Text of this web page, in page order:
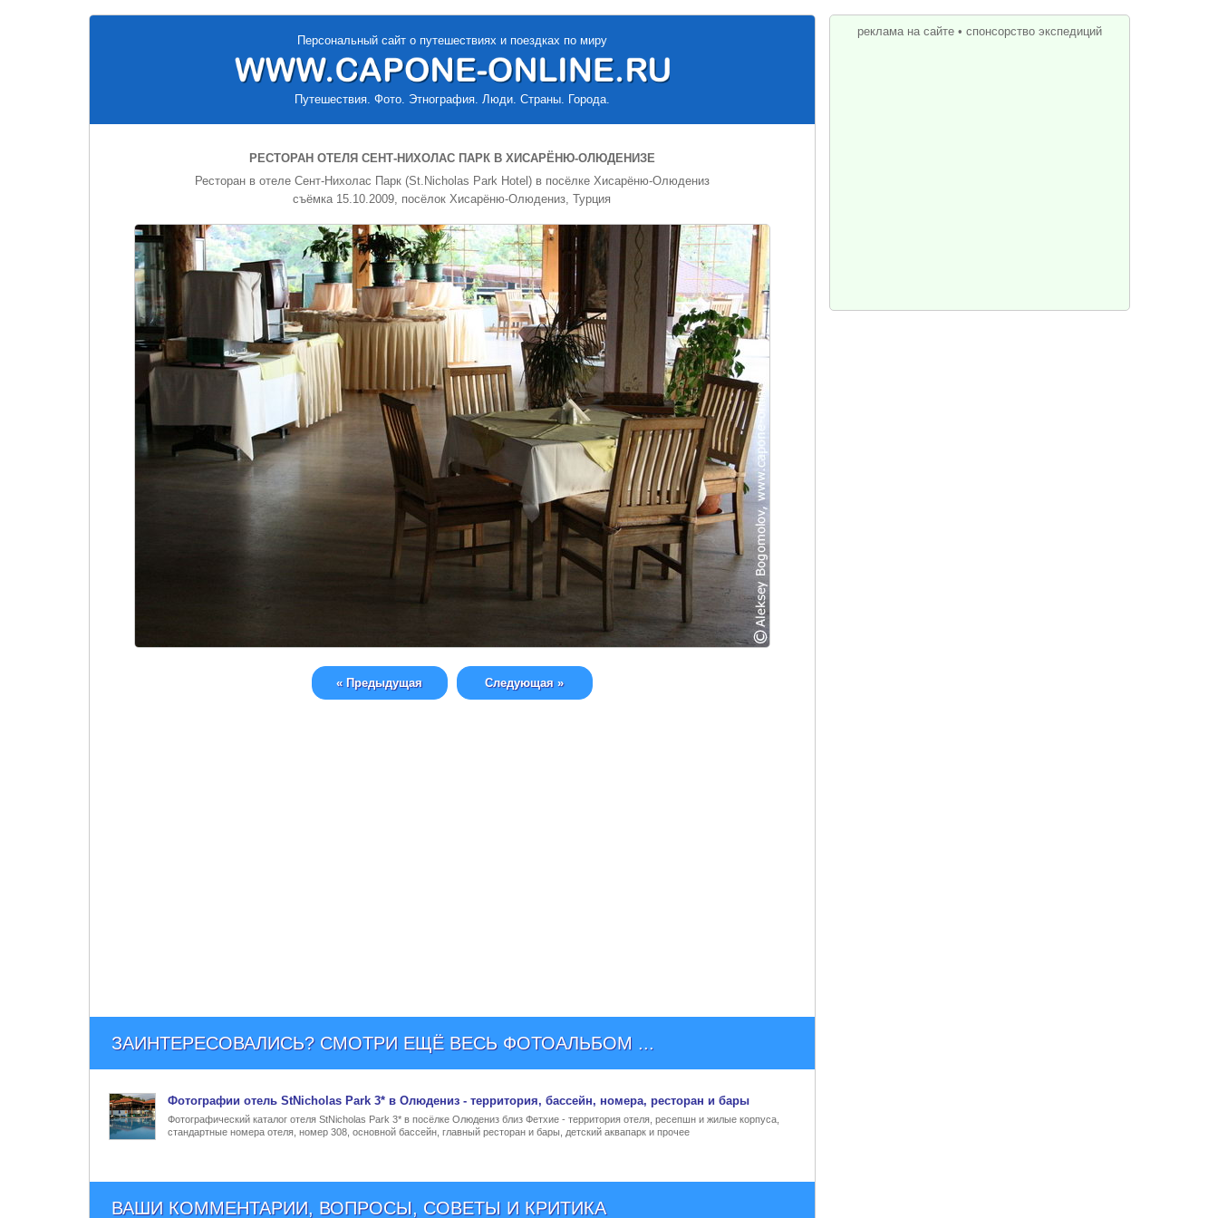
Персональный сайт о путешествиях и поездках по миру
Путешествия. Фото. Этнография. Люди. Страны. Города.
РЕСТОРАН ОТЕЛЯ СЕНТ-НИХОЛАС ПАРК В ХИСАРЁНЮ-ОЛЮДЕНИЗЕ
Ресторан в отеле Сент-Нихолас Парк (St.Nicholas Park Hotel) в посёлке Хисарёню-Олюдениз
съёмка 15.10.2009, посёлок Хисарёню-Олюдениз, Турция
« Предыдущая Следующая »
ЗАИНТЕРЕСОВАЛИСЬ? СМОТРИ ЕЩЁ ВЕСЬ ФОТОАЛЬБОМ ...
Фотографии отель StNicholas Park 3* в Олюдениз- территория, бассейн, номера, ресторан и бары
Фотографический каталог отеля StNicholas Park 3* в посёлке Олюдениз близ Фетхие - территория отеля, ресепшн и жилые корпуса,
стандартные номера отеля, номер 308, основной бассейн, главный ресторан и бары, детский аквапарк и прочее
ВАШИ КОММЕНТАРИИ, ВОПРОСЫ, СОВЕТЫ И КРИТИКА
реклама на сайте• спонсорство экспедиций